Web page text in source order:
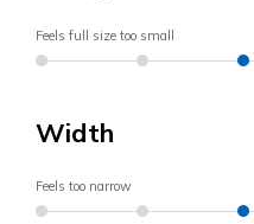
Feels full size too small
Width
Feels too narrow